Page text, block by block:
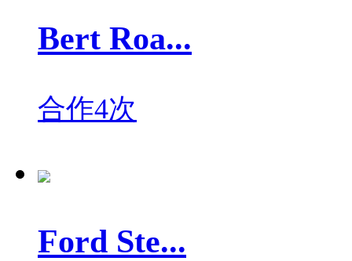
Bert Roa...
合作4次
Ford Ste...